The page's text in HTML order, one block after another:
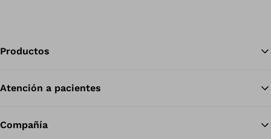
Productos
Atención a pacientes
Compañía